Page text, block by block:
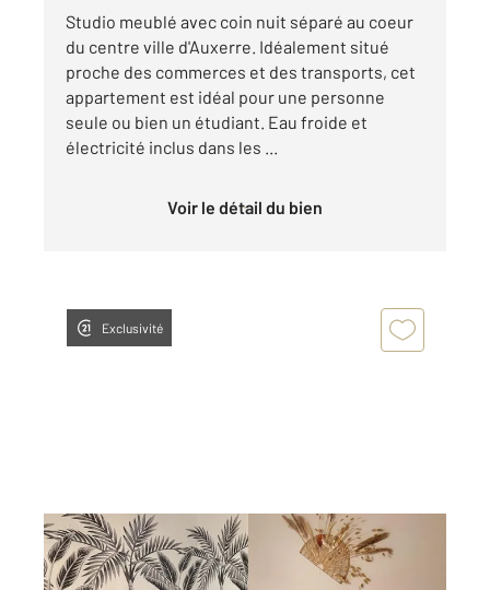
Studio meublé avec coin nuit séparé au coeur
du centre ville d'Auxerre. Idéalement situé
proche des commerces et des transports, cet
appartement est idéal pour une personne
seule ou bien un étudiant. Eau froide et
électricité inclus dans les ...
Voir le détail du bien
Exclusivité
AUXERRE 89
15,61 m2, 1 pièce
Ref : 20432